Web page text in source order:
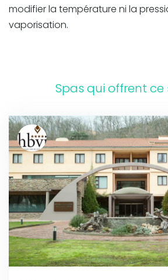
modifier la température ni la
vaporisation.
Spas qui offrent ce